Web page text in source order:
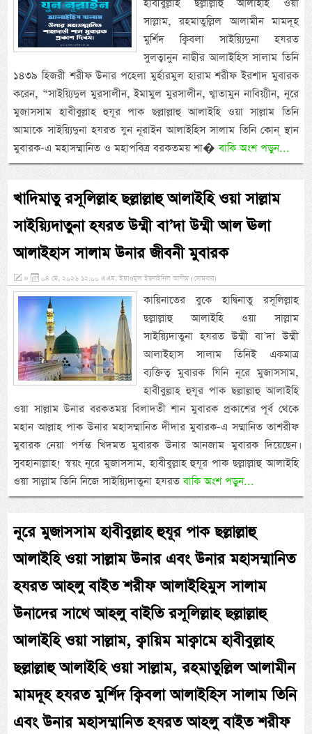
হাবীবুল্লাহ ছল্লাল্লাহু আলাইহি ওয়া
সাল্লাম, রহমাতুল্লিল আলামীন মামদূহ
মুর্শিদ ক্বিবলা সাইয়্যিদুনা হযরত
সুলত্বানুন নাছীর আলাইহিস সালাম তিনি
১৪৩৯ হিজরী শরীফ উনার পহেলা মুর্হারমুল হারাম শরীফ ইরশাদ মুবারক
করেন, “সাইয়্যিদুল মুরসালীন, ইমামুল মুরসালীন, খ্বাতামুন নাবিয়্যীন, নূরে
মুজাসসাম হাবীবুল্লাহ হুযূর পাক ছল্লাল্লাহু আলাইহি ওয়া সাল্লাম তিনি
আমাকে সাইয়্যিদুনা হযরত যুন নূরাইন আলাইহিস সালাম তিনি কোন্ স্থান
মুবারক-এ মহাসম্মানিত ও মহাপবিত্র বরকতময় শা�বাকি অংশ পড়ুন...
খাদিমাতু রসূলিল্লাহ ছল্লাল্লাহু আলাইহি ওয়া সাল্লাম
সাইয়্যিদাতুনা হযরত উম্মী বা’দা উম্মী আল ঊলা
আলাইহাস সালাম উনার জীবনী মুবারক
» ০৪ মে, ২০২৬ ১২:০০ এএম, ইয়াওমুল ইছনাইনিল আযীম (সোমবার)
কায়িনাতের বুকে হাদ্বিনাতু রসূলিল্লাহ
ছল্লাল্লাহু আলাইহি ওয়া সাল্লাম
সাইয়্যিদাতুনা হযরত উম্মী বা’দা উম্মী
আলাইহাস সালাম তিনিই একমাত্র
ব্যক্তিত্ব মুবারক যিনি নূরে মুজাসসাম,
হাবীবুল্লাহ হুযূর পাক ছল্লাল্লাহু আলাইহি
ওয়া সাল্লাম উনার বরকতময় বিলাদতী শান মুবারক প্রকাশের পূর্ব থেকে
মহান আল্লাহ পাক উনার মহাসম্মানিত দীদার মুবারক-এ সম্মানিত তাশরীফ
মুবারক নেয়া পর্যন্ত খিদমত মুবারক উনার আনজাম মুবারক দিয়েছেন।
সুবহানাল্লাহ! স্বয়ং নূরে মুজাসসাম, হাবীবুল্লাহ হুযূর পাক ছল্লাল্লাহু আলাইহি
ওয়া সাল্লাম তিনি নিজে সাইয়্যিদাতুনা হযরতবাকি অংশ পড়ুন...
নূরে মুজাসসাম হাবীবুল্লাহ হুযূর পাক ছল্লাল্লাহু
আলাইহি ওয়া সাল্লাম উনার এবং উনার মহাসম্মানিত
হযরত আহলু বাইত শরীফ আলাইহিমুস সালাম
উনাদের সাথে আহলু বাইতি রসূলিল্লাহ ছল্লাল্লাহু
আলাইহি ওয়া সাল্লাম, ক্বায়িম মাক্বামে হাবীবুল্লাহ
ছল্লাল্লাহু আলাইহি ওয়া সাল্লাম, রহমাতুল্লিল আলামীন
মামদূহ হযরত মুর্শিদ ক্বিবলা আলাইহিস সালাম তিনি
এবং উনার মহাসম্মানিত হযরত আহলু বাইত শরীফ